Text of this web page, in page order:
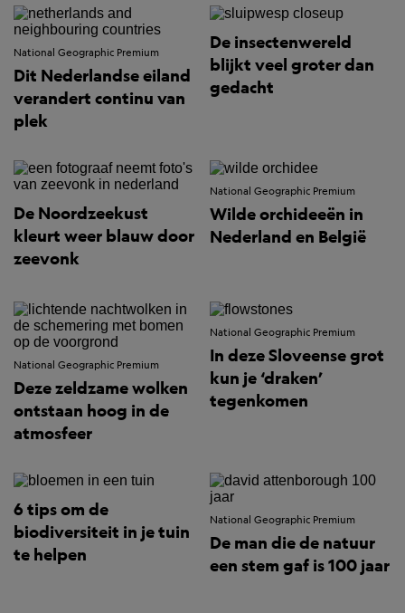
National Geographic Premium
Dit Nederlandse eiland
verandert continu van
plek
De insectenwereld
blijkt veel groter dan
gedacht
De Noordzeekust
kleurt weer blauw door
zeevonk
National Geographic Premium
Wilde orchideeën in
Nederland en België
National Geographic Premium
Deze zeldzame wolken
ontstaan hoog in de
atmosfeer
National Geographic Premium
In deze Sloveense grot
kun je ‘draken’
tegenkomen
6 tips om de
biodiversiteit in je tuin
te helpen
National Geographic Premium
De man die de natuur
een stem gaf is 100 jaar